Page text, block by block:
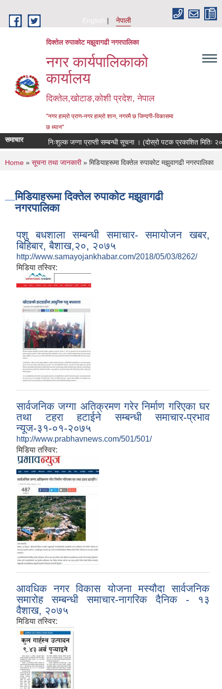
English
नेपाली
दिक्तेल रुपाकोट मझुवागढी नगरपालिका
नगर कार्यपालिकाको
कार्यालय
दिक्तेल,खोटाङ,कोशी प्रदेश, नेपाल
"नगर हाम्रो प्राण-नगर हाम्रो शान, नगरमै छ जिन्दगी-विकासमा
छ ध्यान"
समाचार निःशुल्क जग्गा प्राप्ती सम्बन्धी सूचना । (दोस्रो पटक प्रकाशित मितिः
You are here
Home » सूचना तथा जानकारी» मिडियाहरूमा दिक्तेल रुपाकोट मझुवागढी नगरपालिका
मिडियाहरूमा दिक्तेल रुपाकोट मझुवागढी
नगरपालिका
पशु बधशाला सम्बन्धी समाचार- समायोजन खबर,
बिहिबार, बैशाख,२०, २०७५
http://www.samayojankhabar.com/2018/05/03/8262/
मिडिया तस्विर:
सार्वजनिक जग्गा अतिक्रमण गरेर निर्माण गरिएका घर
तथा टहरा हटाईने सम्बन्धी समाचार-प्रभाव
न्यूज-३१-०१-२०७५
http://www.prabhavnews.com/501/501/
मिडिया तस्विर:
आवधिक नगर विकास योजना मस्यौदा सार्वजनिक
समारोह सम्बन्धी समाचार-नागरिक दैनिक - १३
वैशाख, २०७५
मिडिया तस्विर: